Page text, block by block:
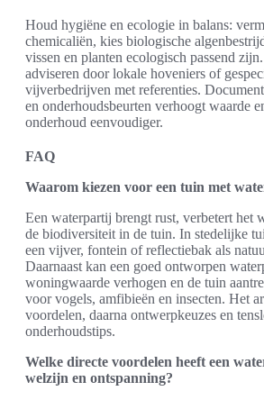
Houd hygiëne en ecologie in balans:
chemicaliën, kies biologische
vissen en planten ecologisch passend
adviseren door lokale hoveniers of
vijverbedrijven met referenties.
en onderhoudsbeurten verhoogt waarde
onderhoud eenvoudiger.
FAQ
Waarom kiezen voor een tuin met
Een waterpartij brengt rust, verbetert het
de biodiversiteit in de tuin. In stedelijke
een vijver, fontein of reflectiebak als
Daarnaast kan een goed ontworpen
woningwaarde verhogen en de tuin
voor vogels, amfibieën en insecten. Het
voordelen, daarna ontwerpkeuzes en
onderhoudstips.
Welke directe voordelen heeft een
welzijn en ontspanning?